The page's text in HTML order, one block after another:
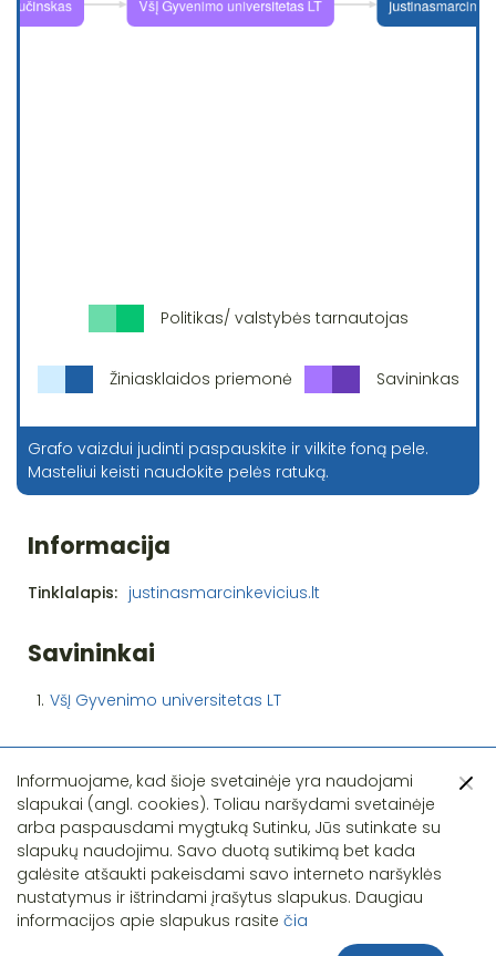
Politikas/ valstybės tarnautojas
Žiniasklaidos priemonė Savininkas
Grafo vaizdui judinti paspauskite ir vilkite foną pele.
Masteliui keisti naudokite pelės ratuką.
Informacija
Tinklalapis: justinasmarcinkevicius.lt
Savininkai
1. VšĮ Gyvenimo universitetas LT
Pastebėjote klaidą?
Informuojame, kad šioje svetainėje yra naudojami
slapukai (angl. cookies). Toliau naršydami svetainėje
arba paspausdami mygtuką Sutinku, Jūs sutinkate su
slapukų naudojimu. Savo duotą sutikimą bet kada
galėsite atšaukti pakeisdami savo interneto naršyklės
nustatymus ir ištrindami įrašytus slapukus. Daugiau
informacijos apie slapukus rasite čia